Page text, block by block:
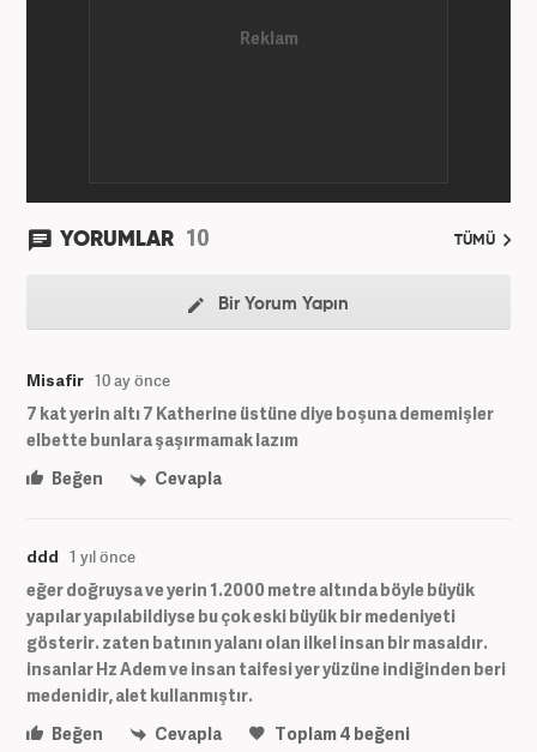
YORUMLAR 10 TÜMÜ
Bir Yorum Yapın
Misafir 10 ay önce
7 kat yerin altı 7 Katherine üstüne diye boşuna dememişler
elbette bunlara şaşırmamak lazım
Beğen
Cevapla
ddd 1 yıl önce
eğer doğruysa ve yerin 1.2000 metre altında böyle büyük
yapılar yapılabildiyse bu çok eski büyük bir medeniyeti
gösterir. zaten batının yalanı olan ilkel insan bir masaldır.
insanlar Hz Adem ve insan taifesi yer yüzüne indiğinden beri
medenidir, alet kullanmıştır.
Beğen
Cevapla Toplam4 beğeni